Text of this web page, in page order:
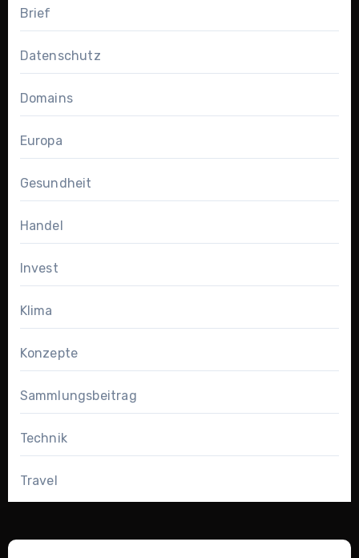
Brief
Datenschutz
Domains
Europa
Gesundheit
Handel
Invest
Klima
Konzepte
Sammlungsbeitrag
Technik
Travel